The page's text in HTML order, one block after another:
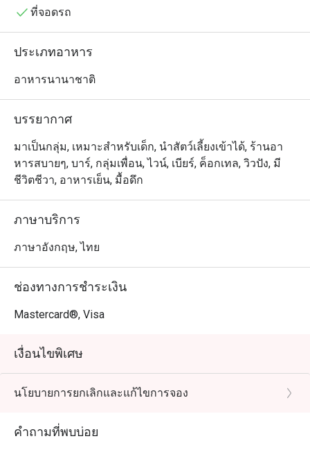
ที่จอดรถ
ประเภทอาหาร
อาหารนานาชาติ
บรรยากาศ
มาเป็นกลุ่ม, เหมาะสำหรับเด็ก, นำสัตว์เลี้ยงเข้าได้, ร้านอา
หารสบายๆ, บาร์, กลุ่มเพื่อน, ไวน์, เบียร์, ค็อกเทล, วิวปัง, มี
ชีวิตชีวา, อาหารเย็น, มื้อดึก
ภาษาบริการ
ภาษาอังกฤษ, ไทย
ช่องทางการชำระเงิน
Mastercard®, Visa
เงื่อนไขพิเศษ
นโยบายการยกเลิกและแก้ไขการจอง
คำถามที่พบบ่อย